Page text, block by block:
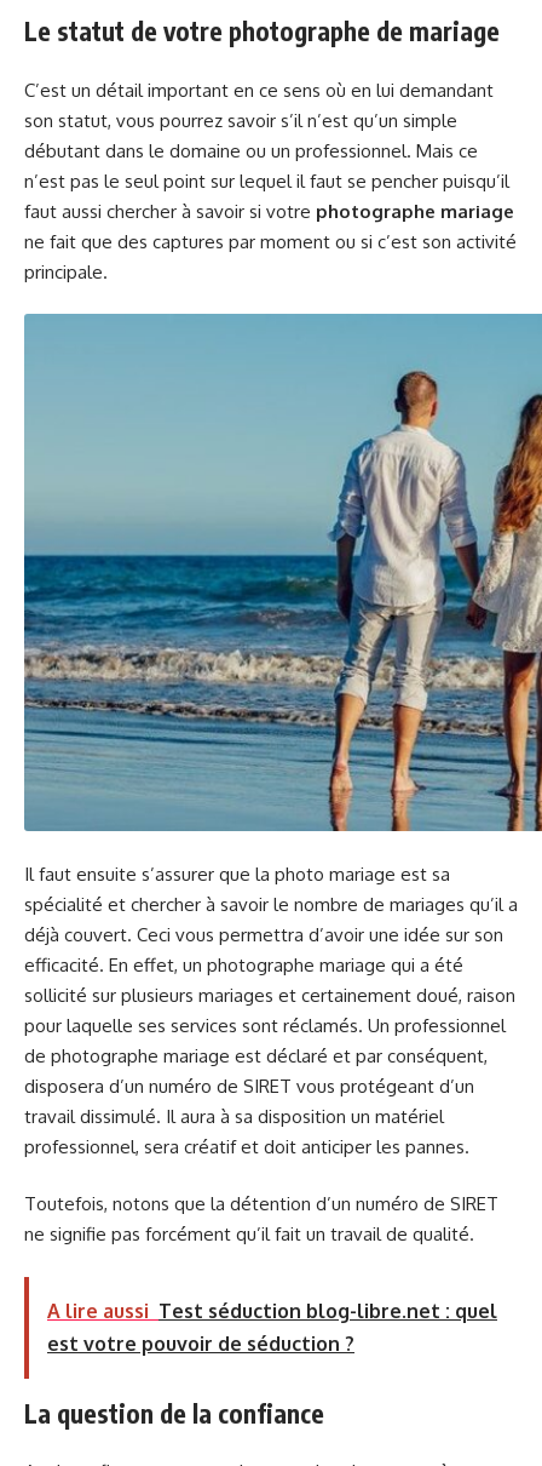
Le statut de votre photographe de mariage
C’est un détail important en ce sens où en lui demandant
son statut, vous pourrez savoir s’il n’est qu’un simple
débutant dans le domaine ou un professionnel. Mais ce
n’est pas le seul point sur lequel il faut se pencher puisqu’il
faut aussi chercher à savoir si votre photographe mariage
ne fait que des captures par moment ou si c’est son activité
principale.
Il faut ensuite s’assurer que la photo mariage est sa
spécialité et chercher à savoir le nombre de mariages qu’il a
déjà couvert. Ceci vous permettra d’avoir une idée sur son
efficacité. En effet, un photographe mariage qui a été
sollicité sur plusieurs mariages et certainement doué, raison
pour laquelle ses services sont réclamés. Un professionnel
de photographe mariage est déclaré et par conséquent,
disposera d’un numéro de SIRET vous protégeant d’un
travail dissimulé. Il aura à sa disposition un matériel
professionnel, sera créatif et doit anticiper les pannes.
Toutefois, notons que la détention d’un numéro de SIRET
ne signifie pas forcément qu’il fait un travail de qualité.
A lire aussi Test séduction blog-libre.net : quel
est votre pouvoir de séduction ?
La question de la confiance